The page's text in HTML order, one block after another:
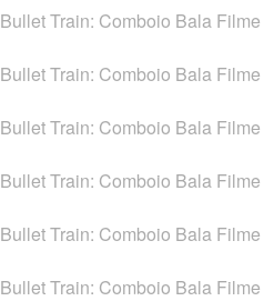
Bullet Train: Comboio Bala
Bullet Train: Comboio Bala
Bullet Train: Comboio Bala
Bullet Train: Comboio Bala
Bullet Train: Comboio Bala
Bullet Train: Comboio Bala